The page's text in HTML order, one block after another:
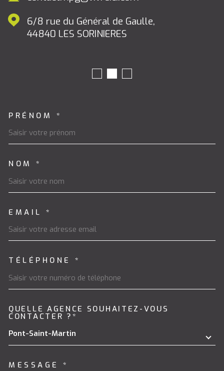
6/8 rue du Général de Gaulle,
44840
LES SORINIERES
PRÉNOM *
NOM *
EMAIL *
TÉLÉPHONE *
QUELLE AGENCE SOUHAITEZ-VOUS
CONTACTER ?*
Pont-Saint-Martin
MESSAGE *